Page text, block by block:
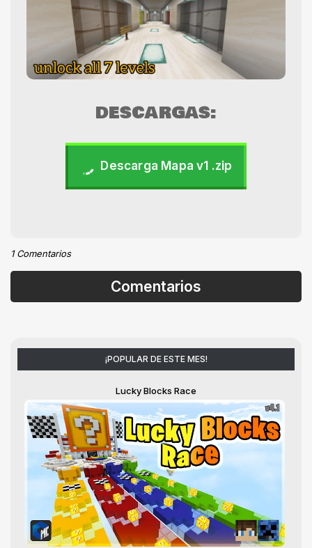
DESCARGAS:
Descarga Mapa v1 .zip
1 Comentarios
Comentarios
¡POPULAR DE ESTE MES!
Lucky Blocks Race